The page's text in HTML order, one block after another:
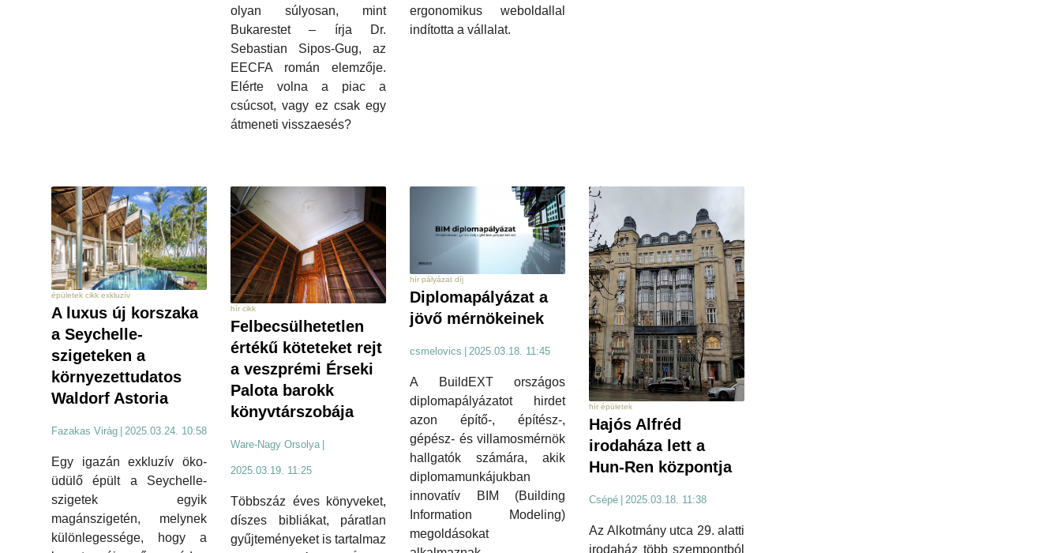
olyan súlyosan, mint
Bukarestet – írja Dr.
Sebastian Sipos-Gug, az
EECFA román elemzője.
Elérte volna a piac a
csúcsot, vagy ez csak egy
átmeneti visszaesés?
ergonomikus weboldallal
indította a vállalat.
épületek cikk exkluzív
A luxus új korszaka
a Seychelle-
szigeteken a
környezettudatos
Waldorf Astoria
Fazakas Virág 2025.03.24. 10:58
Egy igazán exkluzív öko-
üdülő épült a Seychelle-
szigetek egyik
magánszigetén, melynek
különlegessége, hogy a
hír cikk
Felbecsülhetetlen
értékű köteteket rejt
a veszprémi Érseki
Palota barokk
könyvtárszobája
Ware-Nagy Orsolya
2025.03.19. 11:25
Többszáz éves könyveket,
díszes bibliákat, páratlan
gyűjteményeket is tartalmaz
hír pályázat díj
Diplomapályázat a
jövő mérnökeinek
csmelovics 2025.03.18. 11:45
A BuildEXT országos
diplomapályázatot hirdet
azon építő-, építész-,
gépész- és villamosmérnök
hallgatók számára, akik
diplomamunkájukban
innovatív BIM (Building
Information Modeling)
megoldásokat
hír épületek
Hajós Alfréd
irodaháza lett a
Hun-Ren központja
Csépé 2025.03.18. 11:38
Az Alkotmány utca 29. alatti
irodaház több szempontból